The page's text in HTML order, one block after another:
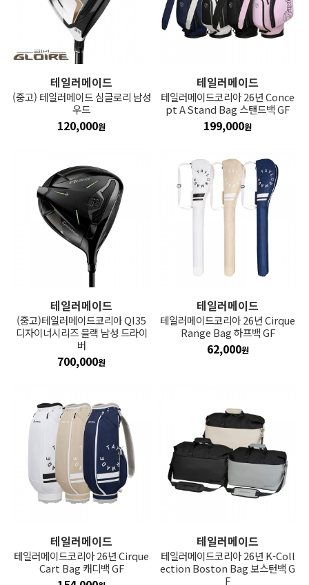
테일러메이드
(중고) 테일러메이드 심글로리 남성
우드
120,000원
테일러메이드
테일러메이드코리아 26년 Conce
pt A Stand Bag 스탠드백 GF
199,000원
테일러메이드
(중고)테일러메이드코리아 QI35
디자이너시리즈 블랙 남성 드라이
버
700,000원
테일러메이드
테일러메이드코리아 26년 Cirque
Range Bag 하프백 GF
62,000원
테일러메이드
테일러메이드코리아 26년 Cirque
Cart Bag 캐디백 GF
테일러메이드
테일러메이드코리아 26년 K-Coll
ection Boston Bag 보스턴백 G
F